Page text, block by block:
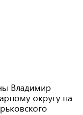
Владимир
округу на